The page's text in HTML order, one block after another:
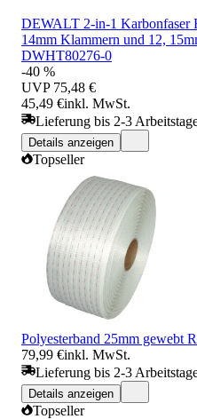
DEWALT 2-in-1 Karbonfaser
14mm Klammern und 12,
DWHT80276-0
-40 %
UVP 75,48 €
45,49 €inkl. MwSt.
Lieferung bis 2-3
Details anzeigen
Topseller
Polyesterband 25mm gewebt
79,99 €inkl. MwSt.
Lieferung bis 2-3
Details anzeigen
Topseller